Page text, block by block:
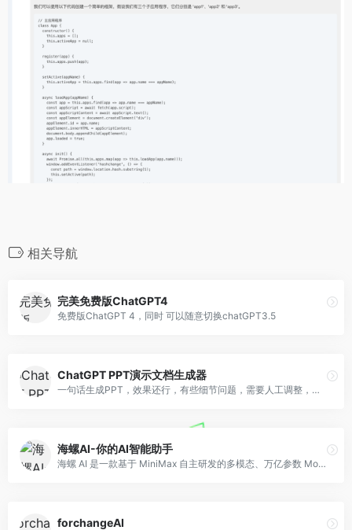
相关导航
完美免费版ChatGPT4
免费版ChatGPT 4，同时 可以随意切换chatGPT3.5
ChatGPT PPT演示文档生成器
一句话生成PPT，效果还行，有些细节问题，需要人工调整，需要微信扫描和手机绑定登录
海螺AI-你的AI智能助手
海螺 AI 是一款基于 MiniMax 自主研发的多模态、万亿参数 MoE 大语言模型 abab6.5 打造的 AI 对话工具」。它支持 「AI 智能体、快速阅读长文本、智能搜索、数据查询、图像识别、文案创作和语音通话等能力」
forchangeAI